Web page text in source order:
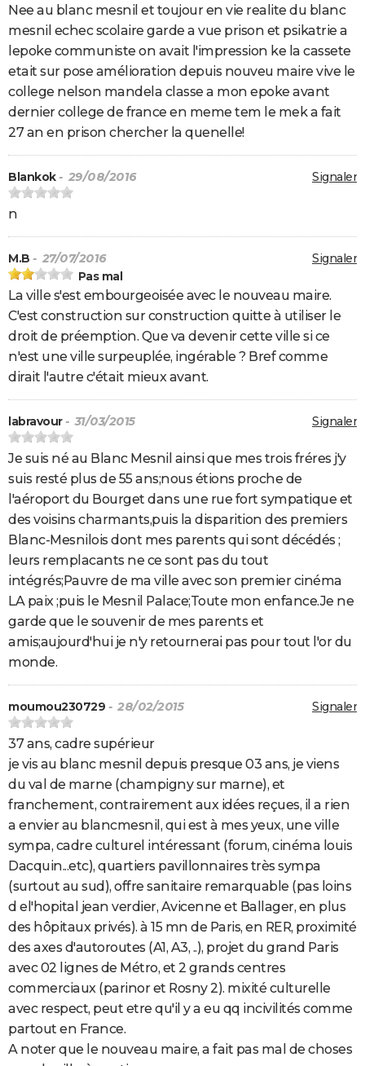
Nee au blanc mesnil et toujour en vie realite du blanc
mesnil echec scolaire garde a vue prison et psikatrie a
lepoke communiste on avait l'impression ke la cassete
etait sur pose amélioration depuis nouveu maire vive le
college nelson mandela classe a mon epoke avant
dernier college de france en meme tem le mek a fait
27 an en prison chercher la quenelle!
Signaler
Blankok- 29/08/2016
n
Signaler
M.B - 27/07/2016
Pas mal
La ville s'est embourgeoisée avec le nouveau maire.
C'est construction sur construction quitte à utiliser le
droit de préemption. Que va devenir cette ville si ce
n'est une ville surpeuplée, ingérable ? Bref comme
dirait l'autre c'était mieux avant.
Signaler
labravour- 31/03/2015
Je suis né au Blanc Mesnil ainsi que mes trois fréres j'y
suis resté plus de 55 ans;nous étions proche de
l'aéroport du Bourget dans une rue fort sympatique et
des voisins charmants,puis la disparition des premiers
Blanc-Mesnilois dont mes parents qui sont décédés ;
leurs remplacants ne ce sont pas du tout
intégrés;Pauvre de ma ville avec son premier cinéma
LA paix ;puis le Mesnil Palace;Toute mon enfance.Je ne
garde que le souvenir de mes parents et
amis;aujourd'hui je n'y retournerai pas pour tout l'or du
monde.
Signaler
moumou230729 - 28/02/2015
37 ans, cadre supérieur
je vis au blanc mesnil depuis presque 03 ans, je viens
du val de marne (champigny sur marne), et
franchement, contrairement aux idées reçues, il a rien
a envier au blancmesnil, qui est à mes yeux, une ville
sympa, cadre culturel intéressant (forum, cinéma louis
Dacquin...etc), quartiers pavillonnaires très sympa
(surtout au sud), offre sanitaire remarquable (pas loins
d el'hopital jean verdier, Avicenne et Ballager, en plus
des hôpitaux privés). à 15 mn de Paris, en RER, proximité
des axes d'autoroutes (A1, A3, ..), projet du grand Paris
avec 02 lignes de Métro, et 2 grands centres
commerciaux (parinor et Rosny 2). mixité culturelle
avec respect, peut etre qu'il y a eu qq incivilités comme
partout en France.
A noter que le nouveau maire, a fait pas mal de choses